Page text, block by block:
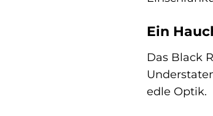
Ein
Das Black
edle Optik.